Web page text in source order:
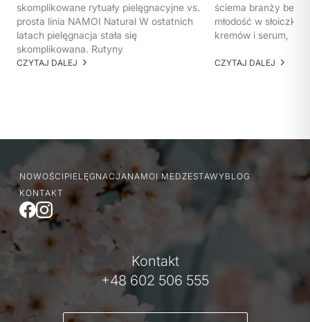
skomplikowane rytuały pielęgnacyjne vs.
prosta linia NAMOI Natural W ostatnich
latach pielęgnacja stała się
skomplikowana. Rutyny
CZYTAJ DALEJ
ściema branży
młodość w
kremów i serum,
CZYTAJ DALEJ
NOWOŚCI PIELĘGNACJANAMOI MEDZESTAWYBLOG
KONTAKT
Kontakt
+48 602 506 555